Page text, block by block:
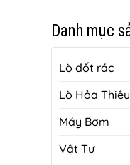
Danh mục
Lò đốt rác
Lò Hỏa
Máy Bơm
Vật Tư